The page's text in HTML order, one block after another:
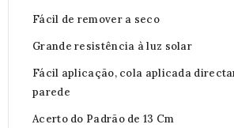
Fácil de remover a seco
Grande resistência à luz solar
Fácil aplicação, cola aplicada
parede
Acerto do Padrão de 13 Cm